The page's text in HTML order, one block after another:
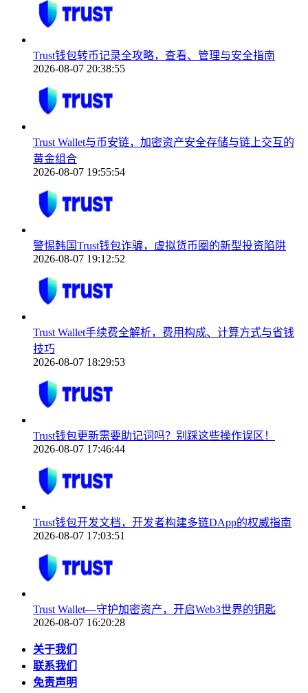
Trust钱包转币记录全攻略，查看、管理与安全指南
2026-08-07 20:38:55
Trust Wallet与币安链，加密资产安全存储与链上交互的
黄金组合
2026-08-07 19:55:54
警惕韩国Trust钱包诈骗，虚拟货币圈的新型投资陷阱
2026-08-07 19:12:52
Trust Wallet手续费全解析，费用构成、计算方式与省钱
技巧
2026-08-07 18:29:53
Trust钱包更新需要助记词吗？别踩这些操作误区！
2026-08-07 17:46:44
Trust钱包开发文档，开发者构建多链DApp的权威指南
2026-08-07 17:03:51
Trust Wallet—守护加密资产，开启Web3世界的钥匙
2026-08-07 16:20:28
关于我们
联系我们
免责声明